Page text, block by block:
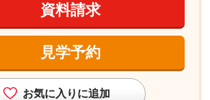
資料請求
見学予約
お気に入りに追加